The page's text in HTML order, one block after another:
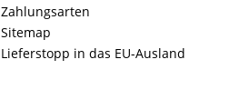
Zahlungsarten
Sitemap
Lieferstopp in das EU-Ausland